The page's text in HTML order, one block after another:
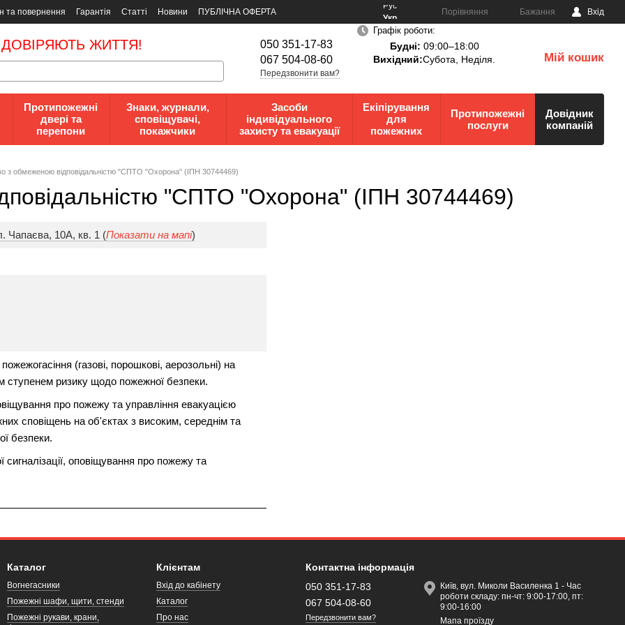
та повернення Гарантія Статті Новини
ПУБЛІЧНА ОФЕРТА
Рус
Укр
Порівняння Бажання Вхід
ЖИТТЯ!
050 351-17-83
067 504-08-60
Передзвонити вам?
Графік роботи:
Будні: 09:00–18:00
Вихідний:Субота, Неділя. Мій кошик
Протипожежні
двері та
перепони
Знаки, журнали,
сповіщувачі,
покажчики
Засоби
індивідуального
захисту та евакуації
Екіпірування
для
пожежних
Протипожежні
послуги
Довідник
компаній
з обмеженою відповідальністю "СПТО "Охорона" (ІПН 30744469)
"СПТО "Охорона" (ІПН 30744469)
Чапаєва, 10А, кв. 1 (Показати на мапі)
(газові, порошкові, аерозольні) на
ступенем ризику щодо пожежної безпеки.
про пожежу та управління евакуацією
сповіщень на об'єктах з високим, середнім та
безпеки.
оповіщування про пожежу та
Каталог
Вогнегасники
Пожежні шафи, щити, стенди
Пожежні рукави, крани,
Клієнтам
Вхід до кабінету
Каталог
Про нас
Контактна інформація
050 351-17-83
067 504-08-60
Передзвонити вам?
Київ, вул. Миколи Василенка 1 - Час
роботи складу: пн-чт: 9:00-17:00, пт:
9:00-16:00
Мапа проїзду